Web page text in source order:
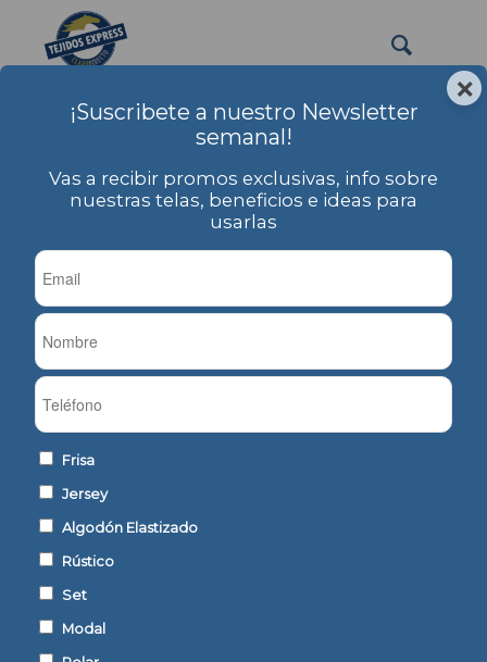
×
¡Suscribete a nuestro Newsletter
semanal!
Vas a recibir promos exclusivas, info sobre
nuestras telas, beneficios e ideas para
usarlas
Frisa
Jersey
Algodón Elastizado
Rústico
Set
Modal
Set Poliéster
PRODUCTOS / Set Poliéster
Mostrar-1 Artículos por página